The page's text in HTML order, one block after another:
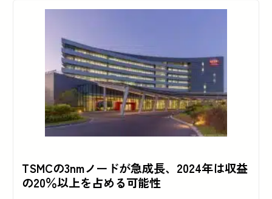
TSMCの3nmノードが急成長、2024年は収益
の20％以上を占める可能性